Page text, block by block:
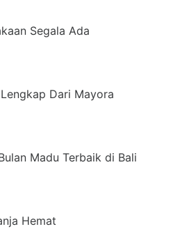
Segala Ada
Dari Mayora
Madu Terbaik di Bali
Hemat